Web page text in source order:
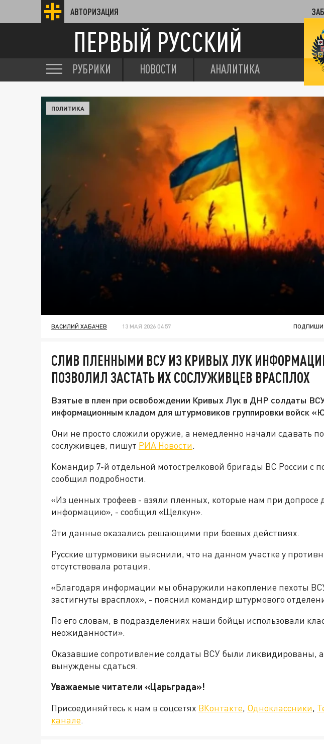
АВТОРИЗАЦИЯ
ПЕРВЫЙ РУССКИЙ
РУБРИКИ НОВОСТИ АНАЛИТИКА
ПОЛИТИКА
ВАСИЛИЙ ХАБАЧЕВ 13 МАЯ 2026 04:57
СЛИВ ПЛЕННЫМИ ВСУ ИЗ КРИВЫХ ЛУК
ПОЗВОЛИЛ ЗАСТАТЬ ИХ СОСЛУЖИВЦЕВ ВРАСПЛОХ
Взятые в плен при освобождении Кривых Лук в ДНР солдаты
информационным кладом для штурмовиков группировки войск
Они не просто сложили оружие, а немедленно начали сдавать
сослуживцев, пишут РИА Новости.
Командир 7-й отдельной мотострелковой бригады ВС России с
сообщил подробности.
«Из ценных трофеев - взяли пленных, которые нам при допросе
информацию», - сообщил «Щелкун».
Эти данные оказались решающими при боевых действиях.
Русские штурмовики выяснили, что на данном участке у
отсутствовала ротация.
«Благодаря информации мы обнаружили накопление пехоты
застигнуты врасплох», - пояснил командир штурмового
По его словам, в подразделениях наши бойцы использовали
неожиданности».
Оказавшие сопротивление солдаты ВСУ были ликвидированы,
вынуждены сдаться.
Уважаемые читатели «Царьграда»!
Присоединяйтесь к нам в соцсетях ВКонтакте, Одноклассники,
канале.